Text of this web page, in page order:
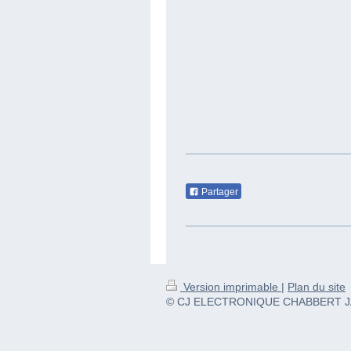
Partager
Version imprimable | Plan du site
© CJ ELECTRONIQUE CHABBERT